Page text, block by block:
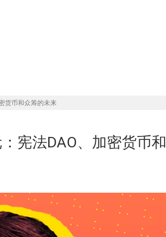
货币和众筹的未来
宪法DAO、加密货币和